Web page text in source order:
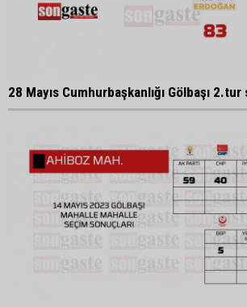
28 Mayıs Cumhurbaşkanlığı Gölbaşı